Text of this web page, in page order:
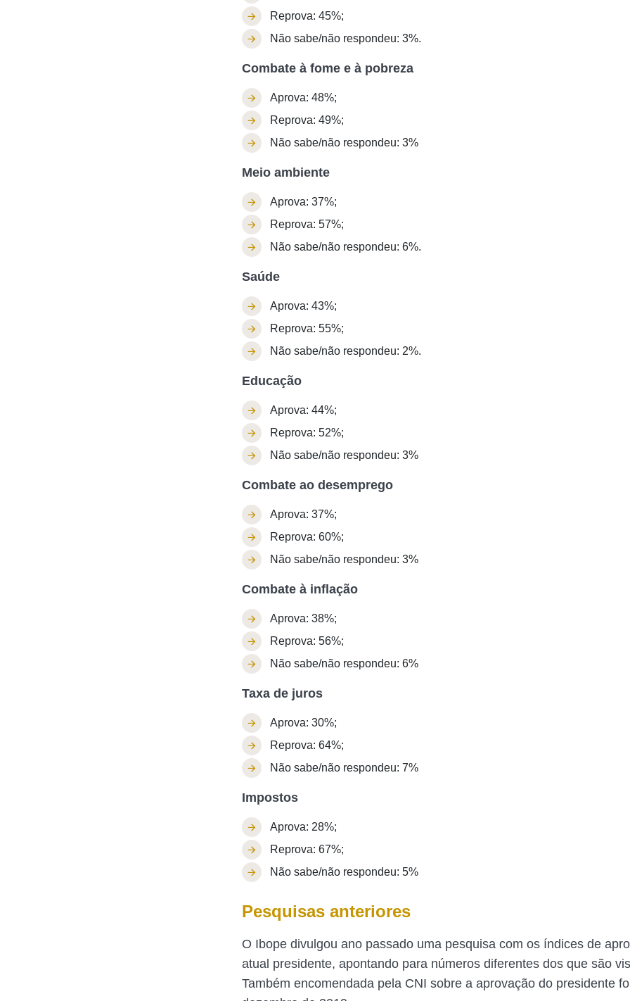
Reprova: 45%;
Não sabe/não respondeu: 3%.
Combate à fome e à pobreza
Aprova: 48%;
Reprova: 49%;
Não sabe/não respondeu: 3%
Meio ambiente
Aprova: 37%;
Reprova: 57%;
Não sabe/não respondeu: 6%.
Saúde
Aprova: 43%;
Reprova: 55%;
Não sabe/não respondeu: 2%.
Educação
Aprova: 44%;
Reprova: 52%;
Não sabe/não respondeu: 3%
Combate ao desemprego
Aprova: 37%;
Reprova: 60%;
Não sabe/não respondeu: 3%
Combate à inflação
Aprova: 38%;
Reprova: 56%;
Não sabe/não respondeu: 6%
Taxa de juros
Aprova: 30%;
Reprova: 64%;
Não sabe/não respondeu: 7%
Impostos
Aprova: 28%;
Reprova: 67%;
Não sabe/não respondeu: 5%
Pesquisas anteriores
O Ibope divulgou ano passado uma pesquisa com os índices de
atual presidente, apontando para números diferentes dos que são
Também encomendada pela CNI sobre a aprovação do presidente